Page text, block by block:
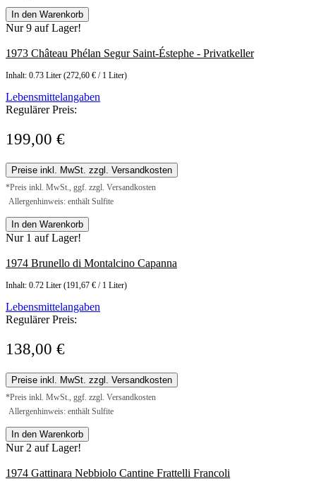
In den Warenkorb
Nur 9 auf Lager!
1973 Château Phélan Segur Saint-Éstephe - Privatkeller
Inhalt: 0.73 Liter (272,60 € / 1 Liter)
Lebensmittelangaben
Regulärer Preis:
199,00 €
Preise inkl. MwSt. zzgl. Versandkosten
*Preis inkl. MwSt., ggf. zzgl. Versandkosten
Allergenhinweis: enthält Sulfite
In den Warenkorb
Nur 1 auf Lager!
1974 Brunello di Montalcino Capanna
Inhalt: 0.72 Liter (191,67 € / 1 Liter)
Lebensmittelangaben
Regulärer Preis:
138,00 €
Preise inkl. MwSt. zzgl. Versandkosten
*Preis inkl. MwSt., ggf. zzgl. Versandkosten
Allergenhinweis: enthält Sulfite
In den Warenkorb
Nur 2 auf Lager!
1974 Gattinara Nebbiolo Cantine Frattelli Francoli